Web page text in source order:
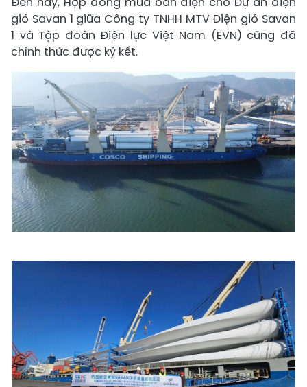
gió Savan 1 giữa Công ty TNHH MTV Điện gió Savan
1 và Tập đoàn Điện lực Việt Nam (EVN) cũng đã
chính thức được ký kết.